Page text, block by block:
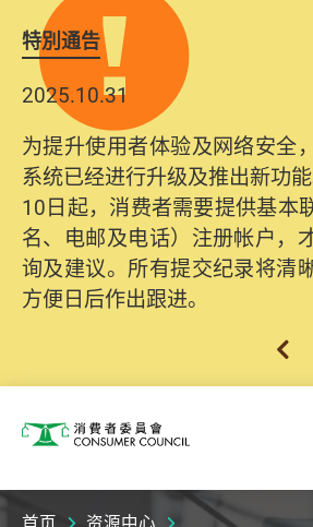
特別通告
2025.10.31
为提升使用者体验及网络安全
系统已经进行升级及推出新功
10日起，消费者需要提供基本
名、电邮及电话）注册帐户，
询及建议。所有提交纪录将清
方便日后作出跟进。
消费者委员会